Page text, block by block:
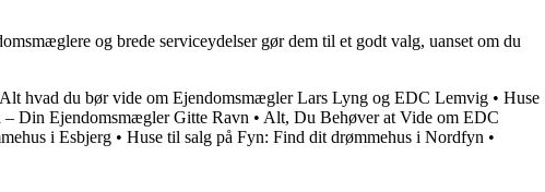
og brede serviceydelser gør dem til et godt valg, uanset om du
Alt hvad du bør vide om Ejendomsmægler Lars Lyng og EDC Lemvig • Huse
– Din Ejendomsmægler Gitte Ravn • Alt, Du Behøver at Vide om EDC
i Esbjerg • Huse til salg på Fyn: Find dit drømmehus i Nordfyn •